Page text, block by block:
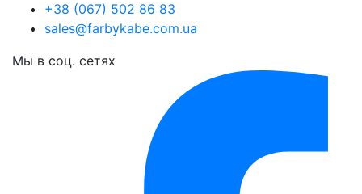
+38 (067) 502 86 83
sales@farbykabe.com.ua
Мы в соц. сетях